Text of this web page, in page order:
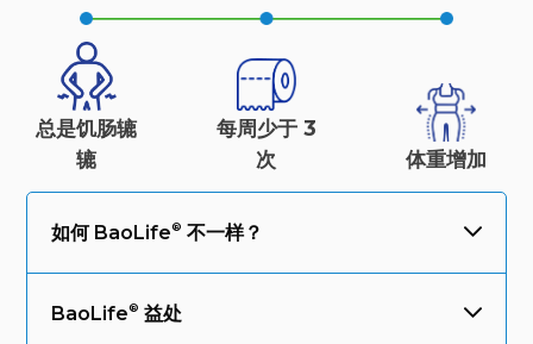
总是饥肠辘
辘
每周少于 3
次
体重增加
如何 BaoLife 不一样？
BaoLife 益处